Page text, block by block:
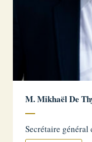
M. Mikhaël De
Secrétaire général